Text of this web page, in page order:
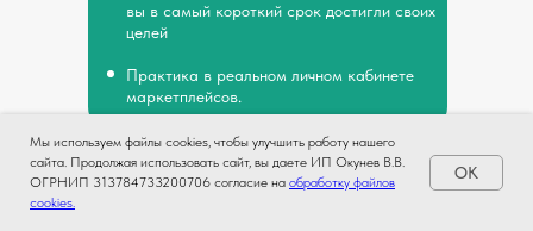
вы в самый короткий срок достигли своих
целей
Практика в реальном личном кабинете
маркетплейсов.
Мы используем файлы cookies, чтобы улучшить работу нашего
сайта. Продолжая использовать сайт, вы даете ИП Окунев В.В.
ОГРНИП 313784733200706 согласие на обработку файлов
cookies.
OK
Мы используем файлы cookies, чтобы улучшить работу нашего
сайта. Продолжая использовать сайт, вы даете ИП Окунев В.В.
ОГРНИП 313784733200706 согласие на обработку файлов
cookies.
OK